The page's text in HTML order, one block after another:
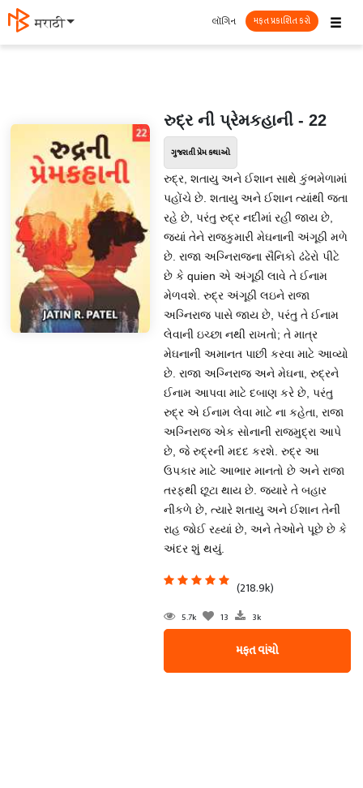
मराठी ☰
લૉગિન મફત પ્રકાશિત કરો
રુદ્ર ની પ્રેમકહાની - 22
ગુજરાતી પ્રેમ કથાઓ
રુદ્ર, શતાયુ અને ઈશાન સાથે કુંભમેળામાં
પહોંચે છે. શતાયુ અને ઈશાન ત્યાંથી જતા
રહે છે, પરંતુ રુદ્ર નદીમાં રહી જાય છે,
જ્યાં તેને રાજકુમારી મેઘનાની અંગૂઠી મળે
છે. રાજા અગ્નિરાજના સૈનિકો ઢંઢેરો પીટે
છે કે quien એ અંગૂઠી લાવે તે ઈનામ
મેળવશે. રુદ્ર અંગૂઠી લઇને રાજા
અગ્નિરાજ પાસે જાય છે, પરંતુ તે ઈનામ
લેવાની ઇચ્છા નથી રાખતો; તે માત્ર
મેઘનાની અમાનત પાછી કરવા માટે આવ્યો
છે. રાજા અગ્નિરાજ અને મેઘના, રુદ્રને
ઈનામ આપવા માટે દબાણ કરે છે, પરંતુ
રુદ્ર એ ઈનામ લેવા માટે ના કહેતા, રાજા
અગ્નિરાજ એક સોનાની રાજમુદ્રા આપે
છે, જે રુદ્રની મદદ કરશે. રુદ્ર આ
ઉપકાર માટે આભાર માનતો છે અને રાજા
તરફથી છૂટા થાય છે. જ્યારે તે બહાર
નીકળે છે, ત્યારે શતાયુ અને ઈશાન તેની
રાહ જોઈ રહ્યાં છે, અને તેઓને પૂછે છે કે
અંદર શું થયું.
(218.9k)
5.7k 13 3k
મફત વાંચો